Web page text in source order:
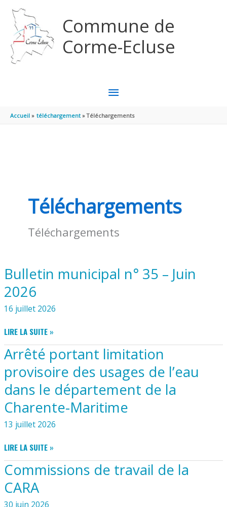
Commune de
Corme-Ecluse
MENU
PRINCIPAL
Accueil téléchargement Téléchargements
Téléchargements
Téléchargements
Bulletin municipal n° 35 – Juin
2026
16 juillet 2026
BULLETIN
MUNICIPAL
N°
–
JUIN
2026
LIRE LA SUITE »
Arrêté portant limitation
provisoire des usages de l’eau
dans le département de la
Charente-Maritime
13 juillet 2026
ARRÊTÉ
PORTANT
LIMITATION
PROVISOIRE
DES
USAGES
LIRE LA SUITE »
Commissions de travail de la
CARA
30 juin 2026